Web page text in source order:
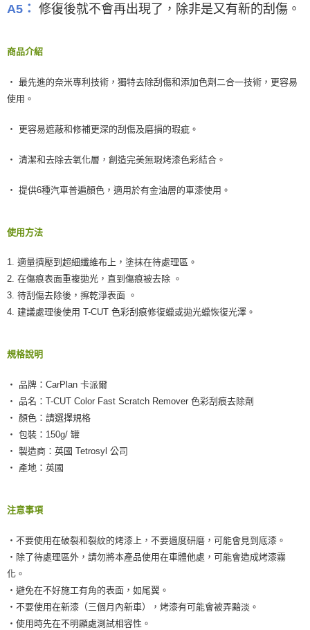
A5： 修復後就不會再出現了，除非是又有新的刮傷。
商品介紹
‧ 最先進的奈米專利技術，獨特去除刮傷和添加色劑二合一技術，更容易
使用。
‧ 更容易遮蔽和修補更深的刮傷及磨損的瑕疵。
‧ 清潔和去除去氧化層，創造完美無瑕烤漆色彩結合。
‧ 提供6種汽車普遍顏色，適用於有金油層的車漆使用。
使用方法
1. 適量擠壓到超細纖維布上，塗抹在待處理區。
2. 在傷痕表面重複拋光，直到傷痕被去除 。
3. 待刮傷去除後，擦乾淨表面 。
4. 建議處理後使用 T-CUT 色彩刮痕修復蠟或拋光蠟恢復光澤。
規格說明
‧ 品牌：CarPlan 卡派爾
‧ 品名：T-CUT Color Fast Scratch Remover 色彩刮痕去除劑
‧ 顏色：請選擇規格
‧ 包裝：150g/ 罐
‧ 製造商：英國 Tetrosyl 公司
‧ 產地：英國
注意事項
‧不要使用在破裂和裂紋的烤漆上，不要過度研磨，可能會見到底漆。
‧除了待處理區外，請勿將本產品使用在車體他處，可能會造成烤漆霧
化。
‧避免在不好施工有角的表面，如尾翼。
‧不要使用在新漆（三個月內新車），烤漆有可能會被弄黯淡。
‧使用時先在不明顯處測試相容性。